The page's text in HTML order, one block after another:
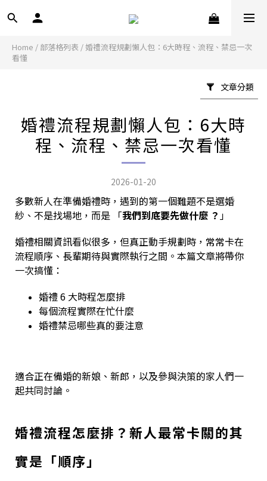
Home / 部落格列表 /婚禮流程規劃懶人包：6大時程、流程、禁忌一次
看懂
文章分類
婚禮流程規劃懶人包：6大時
程、流程、禁忌一次看懂
2026-01-20
多數新人在準備婚禮時，遇到的第一個難題不是選婚
紗、不是找場地，而是 「我們到底要先做什麼 ？」
婚禮相關資訊看似很多，但真正動手規劃時，常常卡在
流程順序、長輩期待與實際執行之間。本篇文章將帶你
一次搞懂：
婚禮 6 大時程怎麼排
每個流程實際在忙什麼
婚禮禁忌哪些真的要注意
適合正在備婚的新娘、新郎，以及參與決策的家人們一
起共同討論。
婚禮流程怎麼排？新人最常卡關的其
實是「順序」